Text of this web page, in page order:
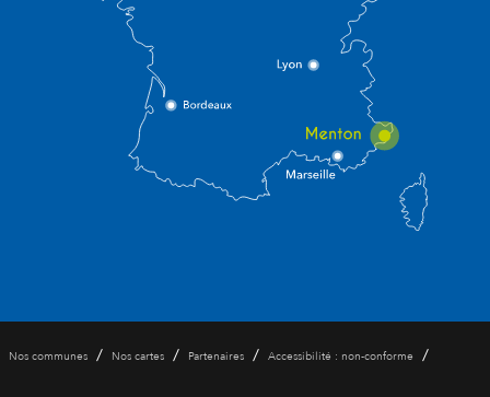
Nos communes / Nos cartes / Partenaires / Accessibilité : non-conforme /